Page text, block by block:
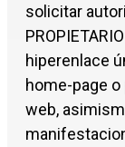
solicitar
hiperenlace
home-page
web,